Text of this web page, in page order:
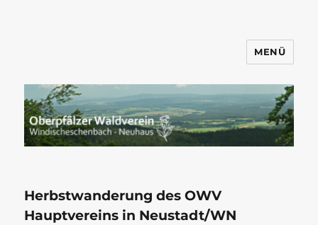
Windischeschenbach-Neuhaus
MENÜ
Herbstwanderung des OWV
Hauptvereins in Neustadt/WN